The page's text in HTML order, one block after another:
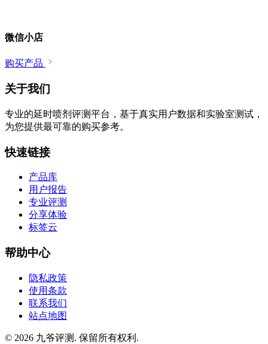
微信小店
购买产品
关于我们
专业的延时喷剂评测平台，基于真实用户数据和实验室测试，
为您提供最可靠的购买参考。
快速链接
产品库
用户报告
专业评测
分享体验
标签云
帮助中心
隐私政策
使用条款
联系我们
站点地图
© 2026 九爷评测. 保留所有权利.